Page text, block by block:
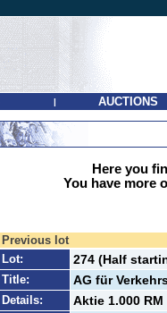
| AUCTIONS
Here you
You have more
Previous lot
Lot:
274 (Half
Title: AG für
Details: Aktie 1.000